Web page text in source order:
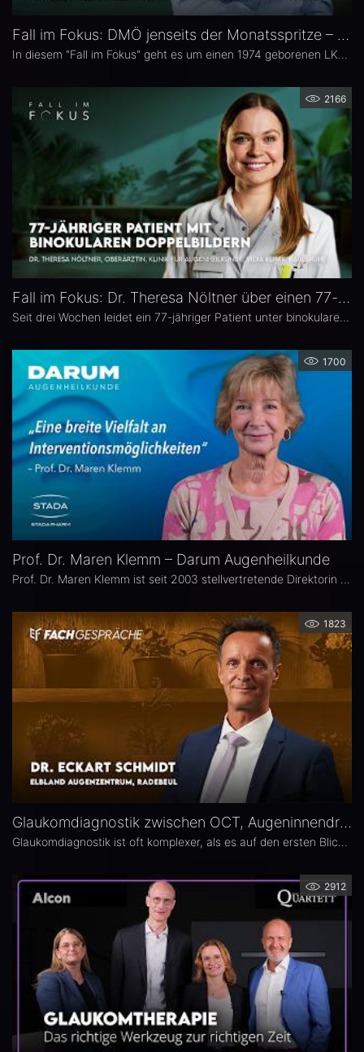
Fall im Fokus: DMÖ jenseits der Monatsspritze – Dr. Christian Karl Brinkmann
2166
Fall im Fokus: Dr. Theresa Nöltner über einen 77-jährigen Patienten mit binokularen Doppelbildern
1700
Prof. Dr. Maren Klemm – Darum Augenheilkunde
Prof. Dr. Maren Klemm ist seit 2003 stellvertretende Direktorin der Universitäts-Augenklinik Hamburg Eppendorf und leitet dort den Bereich Glaukom. Ihr Schwerpunkt liegt auf der Chirurgie des gesamten vorderen Augenabschnittes, insbesondere der Glaukom-, refraktiven und Hornhaut-Chirurgie.
1823
Glaukomdiagnostik zwischen OCT, Augeninnendruck und Gesichtsfeld – Dr. Eckart Schmidt
2912